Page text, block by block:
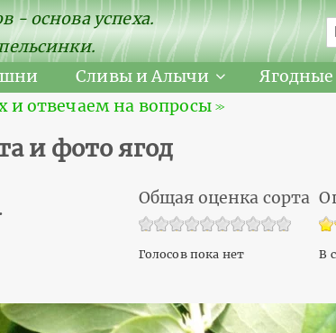
- основа успеха.
Сливы и Алычи Ягодные
отвечаем на вопросы ≫
и фото ягод
В
Общая оценка сорта
Голосов пока нет